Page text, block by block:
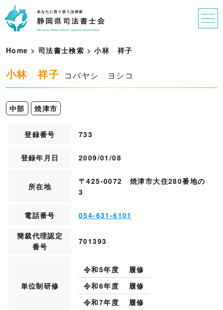
Home > 司法書士検索 >小林 祥子
小林 祥子 コバヤシ ヨシコ
中部 焼津市
登録番号 733
登録年月日 2009/01/08
所在地
〒425-0072 焼津市大住280番地の
3
電話番号 054-631-6101
簡裁代理認定
番号
701393
単位制研修
令和5年度
履修
令和6年度
履修
令和7年度
履修